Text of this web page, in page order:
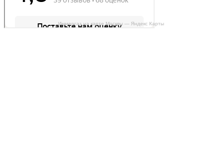
Иммергаз на карте Москвы — Яндекс Карты